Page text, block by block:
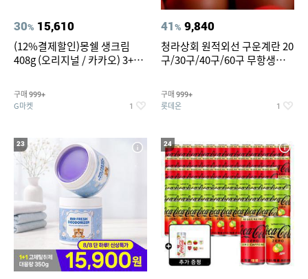
30% 15,610
(12%결제할인)몽쉘 생크림
408g (오리지널 / 카카오) 3+1
구매 999+
G마켓 1
41% 9,840
청라상회 원적외선 구운계란 20
구/30구/40구/60구 무항생제
구매 999+
롯데온 1
23 24